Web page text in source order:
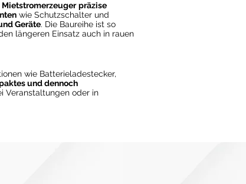
Mietstromerzeuger präzise
wie Schutzschalter und
Geräte. Die Baureihe ist so
längeren Einsatz auch in rauen
wie Batterieladestecker,
und dennoch
Veranstaltungen oder in